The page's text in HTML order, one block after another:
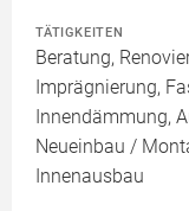
TÄTIGKEITEN
Beratung,
Imprägnierung,
Innendämmung,
Neueinbau /
Innenausbau